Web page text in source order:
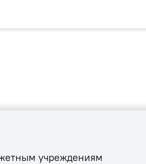
учреждениям